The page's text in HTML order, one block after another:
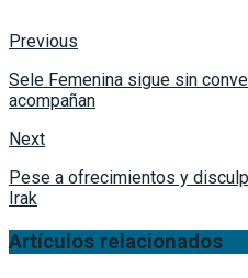
Previous
Sele Femenina sigue sin
acompañan
Next
Pese a ofrecimientos y
Irak
Artículos relacionados